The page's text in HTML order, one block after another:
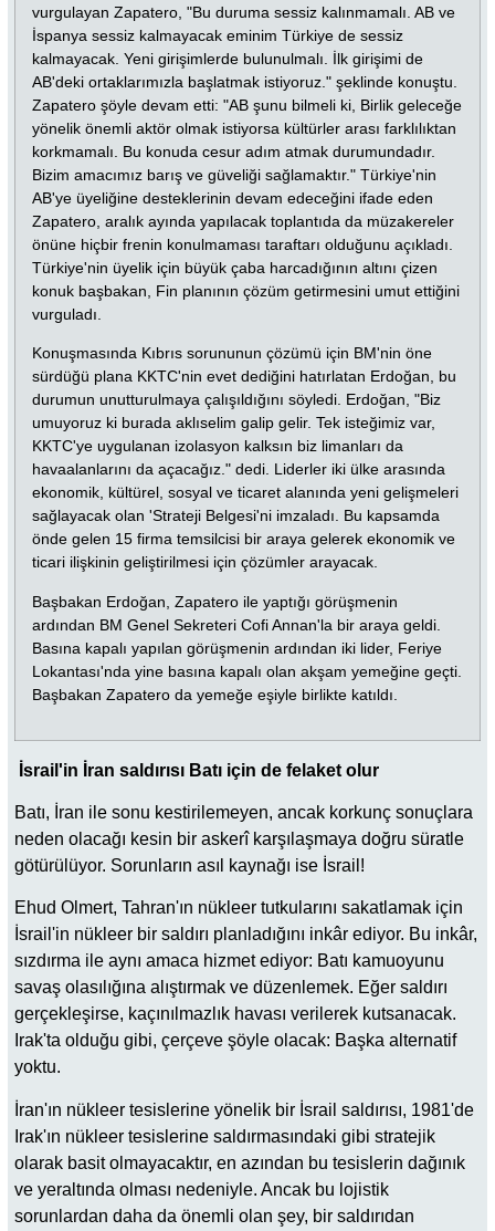
vurgulayan Zapatero, "Bu duruma sessiz kalınmamalı. AB ve
İspanya sessiz kalmayacak eminim Türkiye de sessiz
kalmayacak. Yeni girişimlerde bulunulmalı. İlk girişimi de
AB'deki ortaklarımızla başlatmak istiyoruz." şeklinde konuştu.
Zapatero şöyle devam etti: "AB şunu bilmeli ki, Birlik geleceğe
yönelik önemli aktör olmak istiyorsa kültürler arası farklılıktan
korkmamalı. Bu konuda cesur adım atmak durumundadır.
Bizim amacımız barış ve güveliği sağlamaktır." Türkiye'nin
AB'ye üyeliğine desteklerinin devam edeceğini ifade eden
Zapatero, aralık ayında yapılacak toplantıda da müzakereler
önüne hiçbir frenin konulmaması taraftarı olduğunu açıkladı.
Türkiye'nin üyelik için büyük çaba harcadığının altını çizen
konuk başbakan, Fin planının çözüm getirmesini umut ettiğini
vurguladı.
Konuşmasında Kıbrıs sorununun çözümü için BM'nin öne
sürdüğü plana KKTC'nin evet dediğini hatırlatan Erdoğan, bu
durumun unutturulmaya çalışıldığını söyledi. Erdoğan, "Biz
umuyoruz ki burada aklıselim galip gelir. Tek isteğimiz var,
KKTC'ye uygulanan izolasyon kalksın biz limanları da
havaalanlarını da açacağız." dedi. Liderler iki ülke arasında
ekonomik, kültürel, sosyal ve ticaret alanında yeni gelişmeleri
sağlayacak olan 'Strateji Belgesi'ni imzaladı. Bu kapsamda
önde gelen 15 firma temsilcisi bir araya gelerek ekonomik ve
ticari ilişkinin geliştirilmesi için çözümler arayacak.
Başbakan Erdoğan, Zapatero ile yaptığı görüşmenin
ardından BM Genel Sekreteri Cofi Annan'la bir araya geldi.
Basına kapalı yapılan görüşmenin ardından iki lider, Feriye
Lokantası'nda yine basına kapalı olan akşam yemeğine geçti.
Başbakan Zapatero da yemeğe eşiyle birlikte katıldı.
İsrail'in İran saldırısı Batı için de felaket olur
Batı, İran ile sonu kestirilemeyen, ancak korkunç sonuçlara
neden olacağı kesin bir askerî karşılaşmaya doğru süratle
götürülüyor. Sorunların asıl kaynağı ise İsrail!
Ehud Olmert, Tahran'ın nükleer tutkularını sakatlamak için
İsrail'in nükleer bir saldırı planladığını inkâr ediyor. Bu inkâr,
sızdırma ile aynı amaca hizmet ediyor: Batı kamuoyunu
savaş olasılığına alıştırmak ve düzenlemek. Eğer saldırı
gerçekleşirse, kaçınılmazlık havası verilerek kutsanacak.
Irak'ta olduğu gibi, çerçeve şöyle olacak: Başka alternatif
yoktu.
İran'ın nükleer tesislerine yönelik bir İsrail saldırısı, 1981'de
Irak'ın nükleer tesislerine saldırmasındaki gibi stratejik
olarak basit olmayacaktır, en azından bu tesislerin dağınık
ve yeraltında olması nedeniyle. Ancak bu lojistik
sorunlardan daha da önemli olan şey, bir saldırıdan